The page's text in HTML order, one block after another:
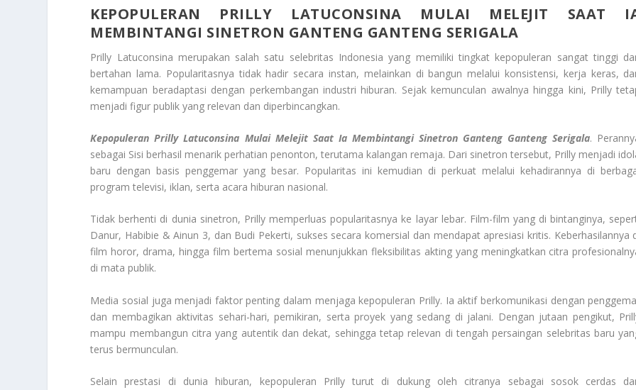
KEPOPULERAN PRILLY LATUCONSINA MULAI MELEJIT SAAT
MEMBINTANGI SINETRON GANTENG GANTENG SERIGALA
Prilly Latuconsina merupakan salah satu selebritas Indonesia yang memiliki tingkat kepopuleran sangat tinggi
bertahan lama. Popularitasnya tidak hadir secara instan, melainkan di bangun melalui konsistensi, kerja keras,
kemampuan beradaptasi dengan perkembangan industri hiburan. Sejak kemunculan awalnya hingga kini, Prilly
menjadi figur publik yang relevan dan diperbincangkan.
Kepopuleran Prilly Latuconsina Mulai Melejit Saat Ia Membintangi Sinetron Ganteng Ganteng Serigala.
sebagai Sisi berhasil menarik perhatian penonton, terutama kalangan remaja. Dari sinetron tersebut, Prilly menjadi
baru dengan basis penggemar yang besar. Popularitas ini kemudian di perkuat melalui kehadirannya di
program televisi, iklan, serta acara hiburan nasional.
Tidak berhenti di dunia sinetron, Prilly memperluas popularitasnya ke layar lebar. Film-film yang di bintanginya,
Danur, Habibie & Ainun 3, dan Budi Pekerti, sukses secara komersial dan mendapat apresiasi kritis. Keberhasilannya
film horor, drama, hingga film bertema sosial menunjukkan fleksibilitas akting yang meningkatkan citra
di mata publik.
Media sosial juga menjadi faktor penting dalam menjaga kepopuleran Prilly. Ia aktif berkomunikasi dengan
dan membagikan aktivitas sehari-hari, pemikiran, serta proyek yang sedang di jalani. Dengan jutaan pengikut,
mampu membangun citra yang autentik dan dekat, sehingga tetap relevan di tengah persaingan selebritas baru
terus bermunculan.
Selain prestasi di dunia hiburan, kepopuleran Prilly turut di dukung oleh citranya sebagai sosok cerdas